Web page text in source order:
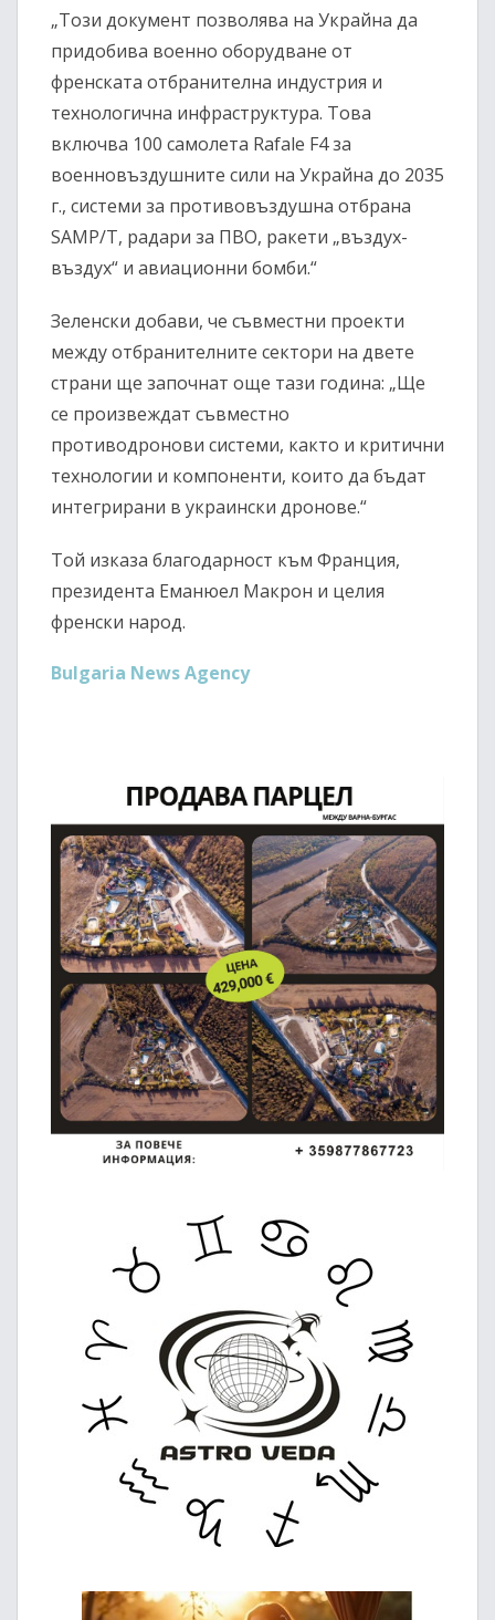
„Този документ позволява на Украйна да
придобива военно оборудване от
френската отбранителна индустрия и
технологична инфраструктура. Това
включва 100 самолета Rafale F4 за
военновъздушните сили на Украйна до 2035
г., системи за противовъздушна отбрана
SAMP/T, радари за ПВО, ракети „въздух-
въздух“ и авиационни бомби.“
Зеленски добави, че съвместни проекти
между отбранителните сектори на двете
страни ще започнат още тази година: „Ще
се произвеждат съвместно
противодронови системи, както и критични
технологии и компоненти, които да бъдат
интегрирани в украински дронове.“
Той изказа благодарност към Франция,
президента Еманюел Макрон и целия
френски народ.
Bulgaria News Agency